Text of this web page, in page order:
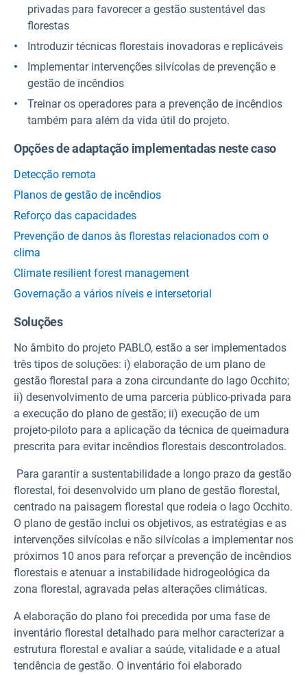
privadas para favorecer a gestão sustentável das
florestas
Introduzir técnicas florestais inovadoras e replicáveis
Implementar intervenções silvícolas de prevenção e
gestão de incêndios
Treinar os operadores para a prevenção de incêndios
também para além da vida útil do projeto.
Opções de adaptação implementadas neste caso
Detecção remota
Planos de gestão de incêndios
Reforço das capacidades
Prevenção de danos às florestas relacionados com o
clima
Climate resilient forest management
Governação a vários níveis e intersetorial
Soluções
No âmbito do projeto PABLO, estão a ser implementados
três tipos de soluções: i) elaboração de um plano de
gestão florestal para a zona circundante do lago Occhito;
ii) desenvolvimento de uma parceria público-privada para
a execução do plano de gestão; ii) execução de um
projeto-piloto para a aplicação da técnica de queimadura
prescrita para evitar incêndios florestais descontrolados.
Para garantir a sustentabilidade a longo prazo da gestão
florestal, foi desenvolvido um plano de gestão florestal,
centrado na paisagem florestal que rodeia o lago Occhito.
O plano de gestão inclui os objetivos, as estratégias e as
intervenções silvícolas e não silvícolas a implementar nos
próximos 10 anos para reforçar a prevenção de incêndios
florestais e atenuar a instabilidade hidrogeológica da
zona florestal, agravada pelas alterações climáticas.
A elaboração do plano foi precedida por uma fase de
inventário florestal detalhado para melhor caracterizar a
estrutura florestal e avaliar a saúde, vitalidade e a atual
tendência de gestão. O inventário foi elaborado